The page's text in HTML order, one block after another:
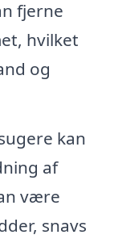
fjerne
hvilket
og
kan
af
være
snavs